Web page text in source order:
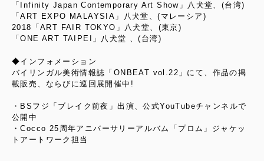
「Infinity Japan Contemporary Art Show」八犬堂、(台湾)
「ART EXPO MALAYSIA」八犬堂、(マレーシア)
2018「ART FAIR TOKYO」八犬堂、(東京)
「ONE ART TAIPEI」八犬堂 、(台湾)
◆インフォメーション
バイリンガル美術情報誌「ONBEAT vol.22」にて、作品の掲
載販売、ならびに巡回展開催中!
・BSフジ「ブレイク前夜」出演、公式YouTubeチャンネルで
公開中
・Cocco 25周年アニバーサリーアルバム「プロム」ジャケッ
トアートワーク担当